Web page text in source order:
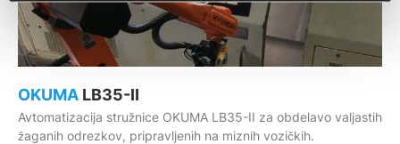
OKUMA LB35-II
Avtomatizacija stružnice OKUMA LB35-II za obdelavo valjastih
žaganih odrezkov, pripravljenih na miznih vozičkih.